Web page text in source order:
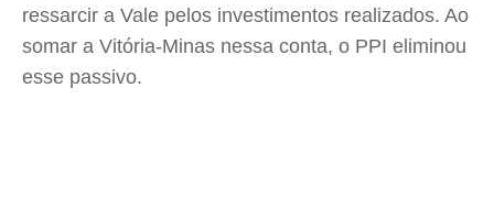
ressarcir a Vale pelos investimentos realizados. Ao
somar a Vitória-Minas nessa conta, o PPI eliminou
esse passivo.